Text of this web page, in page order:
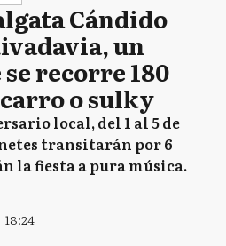
Cándido
un
recorre 180
o sulky
local, del 1 al 5 de
transitarán por 6
la fiesta a pura música.